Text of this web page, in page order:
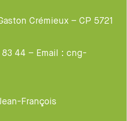
Crémieux – CP 5721
44 – Email : cng-
François